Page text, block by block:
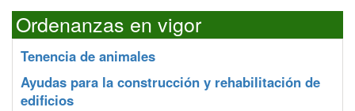
Ordenanzas en vigor
Tenencia de animales
Ayudas para la construcción y rehabilitación de
edificios